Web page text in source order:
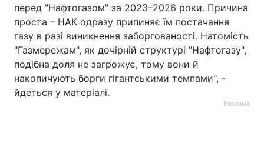
перед "Нафтогазом" за 2023–2026 роки. Причина
проста – НАК одразу припиняє їм постачання
газу в разі виникнення заборгованості. Натомість
"Газмережам", як дочірній структурі "Нафтогазу",
подібна доля не загрожує, тому вони й
накопичують борги гігантськими темпами", -
йдеться у матеріалі.
Реклама